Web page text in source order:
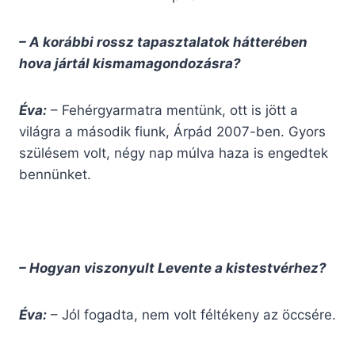
– A korábbi rossz tapasztalatok hátterében
hova jártál kismamagondozásra?
Éva: – Fehérgyarmatra mentünk, ott is jött a
világra a második fiunk, Árpád 2007-ben. Gyors
szülésem volt, négy nap múlva haza is engedtek
bennünket.
– Hogyan viszonyult Levente a kistestvérhez?
Éva: – Jól fogadta, nem volt féltékeny az öccsére.